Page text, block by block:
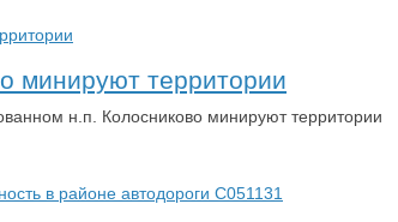
минируют территории
н.п. Колосниково минируют территории